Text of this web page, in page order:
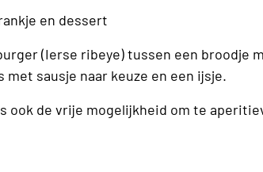
en dessert
(Ierse ribeye) tussen een broodje
met sausje naar keuze en een ijsje.
ook de vrije mogelijkheid om te